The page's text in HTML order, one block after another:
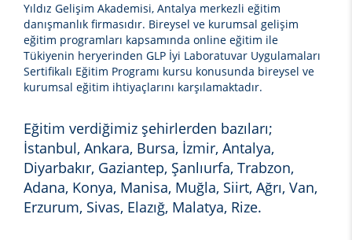
Yıldız Gelişim Akademisi, Antalya merkezli eğitim
danışmanlık firmasıdır. Bireysel ve kurumsal gelişim
eğitim programları kapsamında online eğitim ile
Tükiyenin heryerinden GLP İyi Laboratuvar Uygulamaları
Sertifikalı Eğitim Programı kursu konusunda bireysel ve
kurumsal eğitim ihtiyaçlarını karşılamaktadır.
Eğitim verdiğimiz şehirlerden bazıları;
İstanbul, Ankara, Bursa, İzmir, Antalya,
Diyarbakır, Gaziantep, Şanlıurfa, Trabzon,
Adana, Konya, Manisa, Muğla, Siirt, Ağrı, Van,
Erzurum, Sivas, Elazığ, Malatya, Rize.